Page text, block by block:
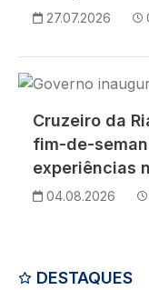
27.07.2026
Imagem
Cruzeiro da
fim-de-
experiências
04.08.2026
DESTAQUES